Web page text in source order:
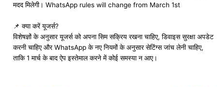
मदद मिलेगी। WhatsApp rules will change from March 1st
📌 क्या करें यूजर्स?
विशेषज्ञों के अनुसार यूजर्स को अपना सिम सक्रिय रखना चाहिए, डिवाइस सुरक्षा अपडेट
करनी चाहिए और WhatsApp के नए नियमों के अनुसार सेटिंग्स जांच लेनी चाहिए,
ताकि 1 मार्च के बाद ऐप इस्तेमाल करने में कोई समस्या न आए।